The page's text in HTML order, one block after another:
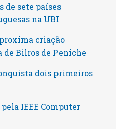
de sete países
na UBI
criação
de Bilros de Peniche
dois primeiros
IEEE Computer